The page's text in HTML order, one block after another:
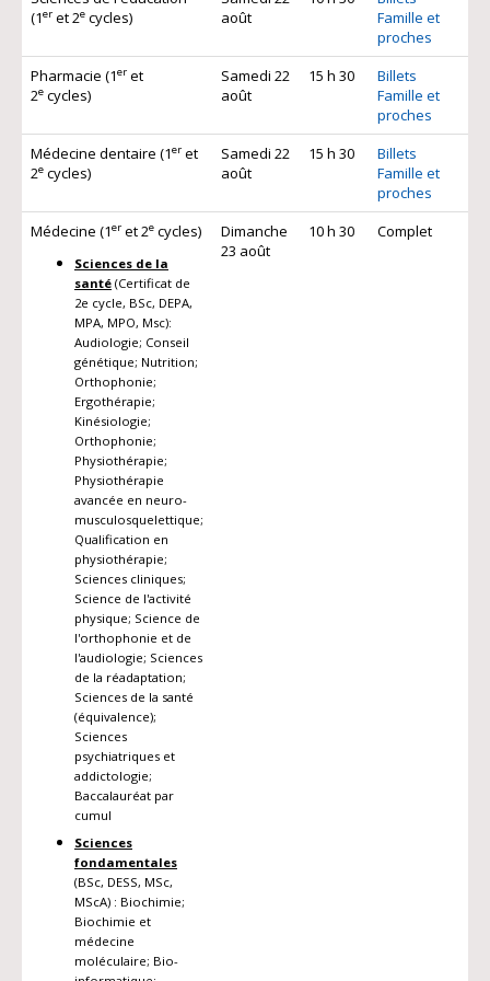
(1er et 2e cycles)
août
Famille et
proches
Pharmacie (1er et
2e cycles)
Samedi 22
août
15 h 30
Billets
Famille et
proches
Médecine dentaire (1er et
2e cycles)
Samedi 22
août
15 h 30
Billets
Famille et
proches
Médecine (1er et 2e cycles)
Sciences de la
santé (Certificat de
2e cycle, BSc, DEPA,
MPA, MPO, Msc):
Audiologie; Conseil
génétique; Nutrition;
Orthophonie;
Ergothérapie;
Kinésiologie;
Orthophonie;
Physiothérapie;
Physiothérapie
avancée en neuro-
musculosquelettique;
Qualification en
physiothérapie;
Sciences cliniques;
Science de l'activité
physique; Science de
l'orthophonie et de
l'audiologie; Sciences
de la réadaptation;
Sciences de la santé
(équivalence);
Sciences
psychiatriques et
addictologie;
Baccalauréat par
cumul
Sciences
fondamentales
(BSc, DESS, MSc,
MScA) : Biochimie;
Biochimie et
médecine
moléculaire; Bio-
Dimanche
23 août
10 h 30 Complet